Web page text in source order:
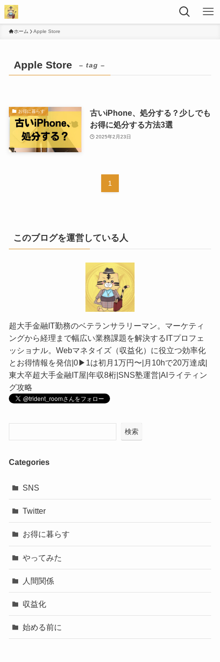
ホーム Apple Store
Apple Store – tag –
お得に暮らす
古いiPhone、処分する？少しでも
お得に処分する方法3選
2025年2月23日
1
このブログを運営している人
超大手金融IT勤務のベテランサラリーマン。マーケティ
ングから経理まで幅広い業務課題を解決するITプロフェ
ッショナル。Webマネタイズ（収益化）に役立つ効率化
とお得情報を発信|0▶︎1は初月1万円〜|月10hで20万達成|
東大卒超大手金融IT屋|年収8桁|SNS塾運営|AIライティン
グ攻略
検索
Categories
SNS
Twitter
お得に暮らす
やってみた
人間関係
収益化
始める前に